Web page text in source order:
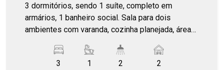
repouso, escritórios ou outras atividades que
valorizem espaço e localização. Um imóvel
diferenciado, com excelente potencial e pronto
investimento.
3 dormitórios, sendo 1 suíte, completo em
armários, 1 banheiro social. Sala para dois
ambientes com varanda, cozinha planejada, área
3
1 2 2